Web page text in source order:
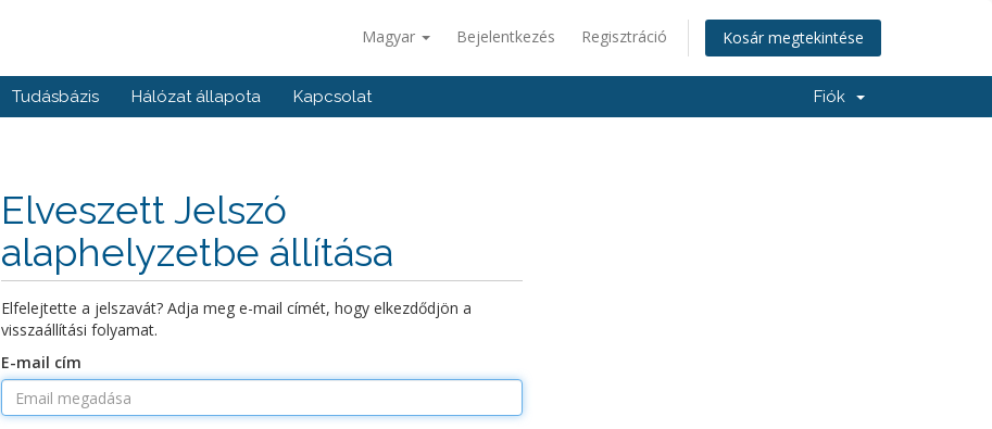
Magyar Bejelentkezés Regisztráció Kosár megtekintése
Tudásbázis Hálózat állapota Kapcsolat Fiók
Elveszett Jelszó
alaphelyzetbe állítása
Elfelejtette a jelszavát? Adja meg e-mail címét, hogy elkezdődjön a
visszaállítási folyamat.
E-mail cím